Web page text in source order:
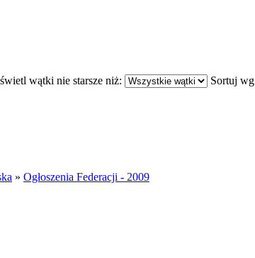
wątki nie starsze niż: Sortuj wg
» Ogłoszenia Federacji - 2009